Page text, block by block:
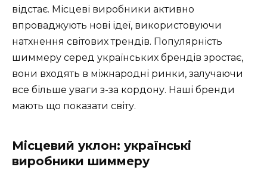
відстає. Місцеві виробники активно
впроваджують нові ідеї, використовуючи
натхнення світових трендів. Популярність
шиммеру серед українських брендів зростає,
вони входять в міжнародні ринки, залучаючи
все більше уваги з-за кордону. Наші бренди
мають що показати світу.
Місцевий уклон: українські
виробники шиммеру